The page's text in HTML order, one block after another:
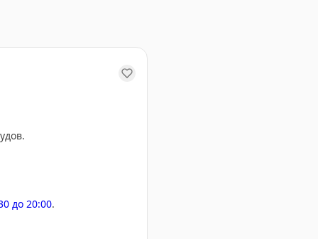
до 20:00.